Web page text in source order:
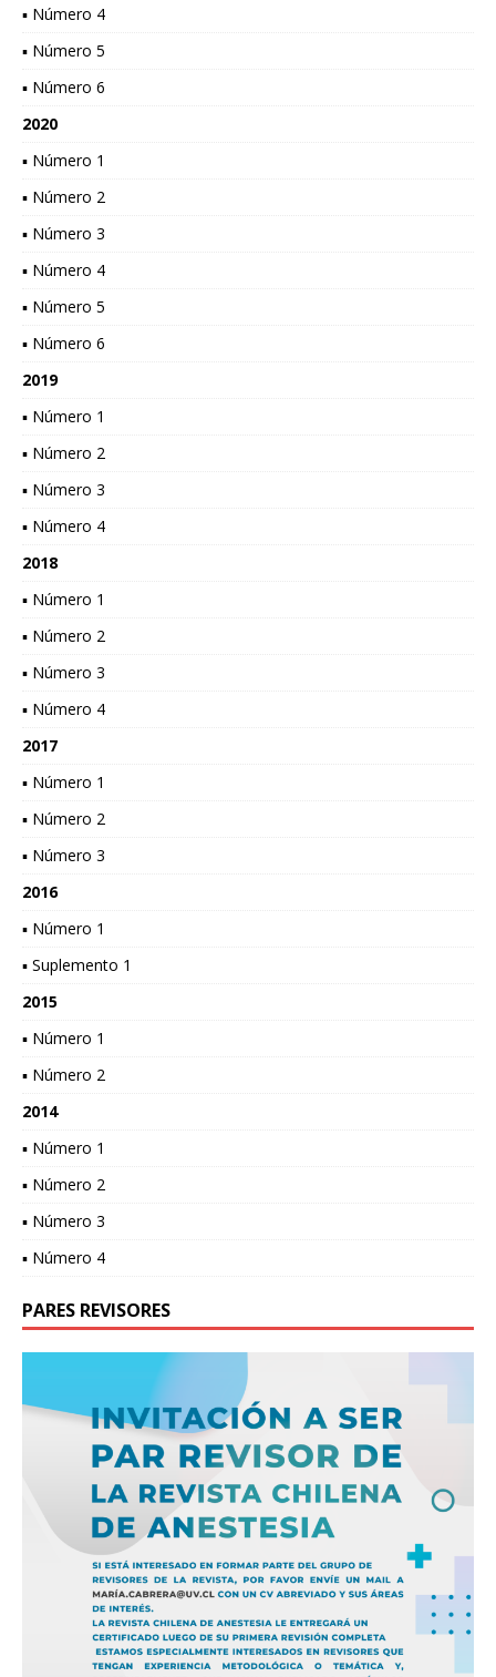
▪ Número 4
▪ Número 5
▪ Número 6
2020
▪ Número 1
▪ Número 2
▪ Número 3
▪ Número 4
▪ Número 5
▪ Número 6
2019
▪ Número 1
▪ Número 2
▪ Número 3
▪ Número 4
2018
▪ Número 1
▪ Número 2
▪ Número 3
▪ Número 4
2017
▪ Número 1
▪ Número 2
▪ Número 3
2016
▪ Número 1
▪ Suplemento 1
2015
▪ Número 1
▪ Número 2
2014
▪ Número 1
▪ Número 2
▪ Número 3
▪ Número 4
PARES REVISORES